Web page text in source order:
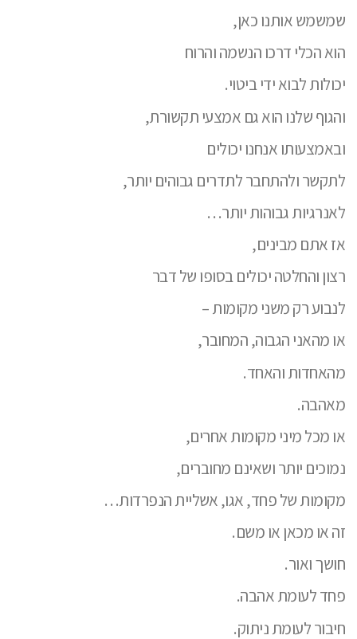
שמשמש אותנו כאן,
הוא הכלי דרכו הנשמה והרוח
יכולות לבוא ידי ביטוי.
והגוף שלנו הוא גם אמצעי תקשורת,
ובאמצעותו אנחנו יכולים
לתקשר ולהתחבר לתדרים גבוהים יותר,
לאנרגיות גבוהות יותר…
אז אתם מבינים,
רצון והחלטה יכולים בסופו של דבר
לנבוע רק משני מקומות –
או מהאני הגבוה, המחובר,
מהאחדות והאחד.
מאהבה.
או מכל מיני מקומות אחרים,
נמוכים יותר ושאינם מחוברים,
מקומות של פחד, אגו, אשליית הנפרדות…
זה או מכאן או משם.
חושך ואור.
פחד לעומת אהבה.
חיבור לעומת ניתוק.